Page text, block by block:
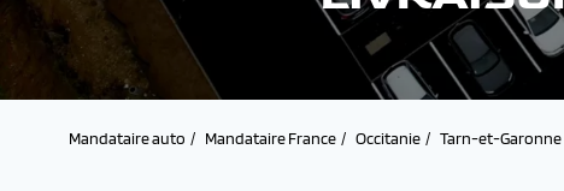
Mandataire auto Mandataire France Occitanie Tarn-et-Garonne